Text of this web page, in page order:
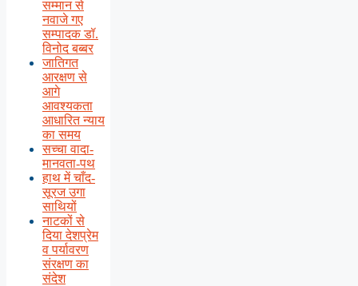
सम्मान से
नवाजे गए
सम्पादक डॉ.
विनोद बब्बर
जातिगत
आरक्षण से
आगे
आवश्यकता
आधारित न्याय
का समय
सच्चा वादा-
मानवता-पथ
हाथ में चाँद-
सूरज उगा
साथियों
नाटकों से
दिया देशप्रेम
व पर्यावरण
संरक्षण का
संदेश